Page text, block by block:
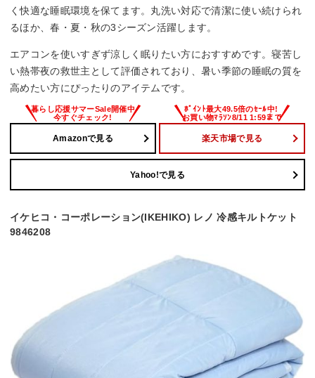
く快適な睡眠環境を保てます。丸洗い対応で清潔に使い続けられ
るほか、春・夏・秋の3シーズン活躍します。
エアコンを使いすぎず涼しく眠りたい方におすすめです。寝苦し
い熱帯夜の救世主として評価されており、暑い季節の睡眠の質を
高めたい方にぴったりのアイテムです。
Amazonで見る 楽天市場で見る
Yahoo!で見る
イケヒコ・コーポレーション(IKEHIKO) レノ 冷感キルトケット
9846208